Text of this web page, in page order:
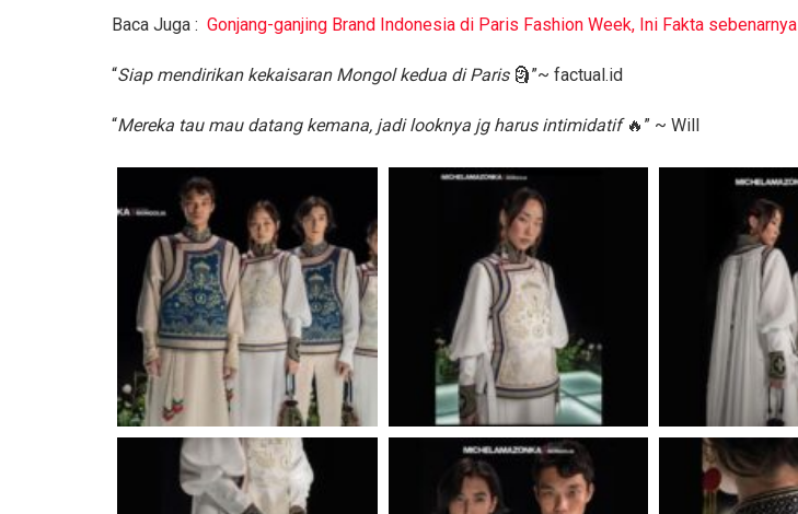
Baca Juga : Gonjang-ganjing Brand Indonesia di Paris Fashion Week, Ini Fakta sebenarnya
“Siap mendirikan kekaisaran Mongol kedua di Paris🗿”~ factual.id
“Mereka tau mau datang kemana, jadi looknya jg harus intimidatif🔥” ~ Will